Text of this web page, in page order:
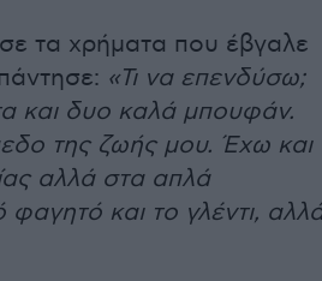
τα χρήματα που έβγαλε
«Τι να επενδύσω;
και δυο καλά μπουφάν.
της ζωής μου. Έχω και
αλλά στα απλά
και το γλέντι,